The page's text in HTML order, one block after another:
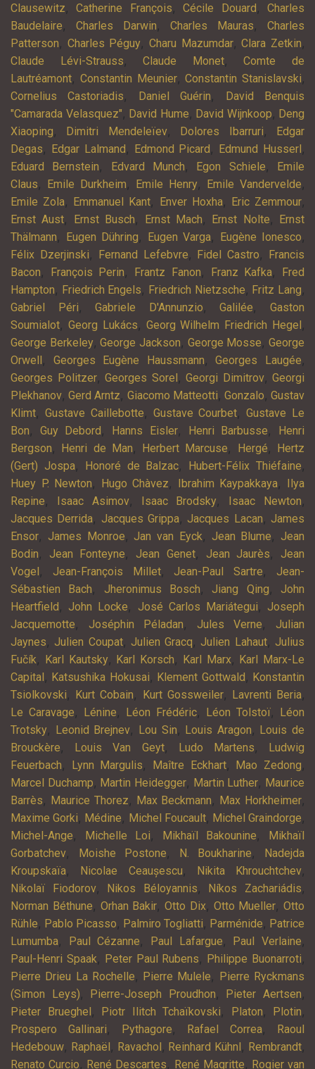
Clausewitz,Catherine François,Cécile Douard ,Charles
Baudelaire, Charles Darwin, Charles Mauras, Charles
Patterson, Charles Péguy,Charu Mazumdar,Clara Zetkin,
Claude Lévi-Strauss,Claude Monet,Comte de
Lautréamont, Constantin Meunier,Constantin Stanislavski,
Cornelius Castoriadis, Daniel Guérin,
David Benquis
"Camarada Velasquez", David Hume, David Wijnkoop, Deng
Xiaoping, Dimitri Mendeleïev, Dolores Ibarruri,
Edgar
Degas, Edgar Lalmand , Edmond Picard , Edmund Husserl ,
Eduard Bernstein, Edvard Munch, Egon Schiele,
Emile
Claus, Emile Durkheim, Emile Henry, Emile Vandervelde,
Emile Zola, Emmanuel Kant, Enver Hoxha, Eric Zemmour,
Ernst Aust, Ernst Busch, Ernst Mach, Ernst Nolte,
Ernst
Thälmann, Eugen Dühring, Eugen Varga, Eugène Ionesco,
Félix Dzerjinski, Fernand Lefebvre, Fidel Castro,
Francis
Bacon, François Perin, Frantz Fanon, Franz Kafka,
Fred
Hampton, Friedrich Engels, Friedrich Nietzsche, Fritz Lang,
Gabriel Péri,Gabriele D'Annunzio,Galilée,Gaston
Soumialot, Georg Lukács, Georg Wilhelm Friedrich Hegel ,
George Berkeley,George Jackson, George Mosse,George
Orwell , Georges Eugène Haussmann,Georges Laugée,
Georges Politzer, Georges Sorel , Georgi Dimitrov, Georgi
Plekhanov,Gerd Arntz, Giacomo Matteotti, Gonzalo,Gustav
Klimt, Gustave Caillebotte, Gustave Courbet,Gustave Le
Bon, Guy Debord , Hanns Eisler, Henri Barbusse,
Henri
Bergson, Henri de Man, Herbert Marcuse, Hergé,
Hertz
(Gert) Jospa, Honoré de Balzac, Hubert-Félix Thiéfaine,
Huey P. Newton, Hugo Chàvez, Ibrahim Kaypakkaya,
Ilya
Repine, Isaac Asimov, Isaac Brodsky, Isaac Newton,
Jacques Derrida, Jacques Grippa, Jacques Lacan, James
Ensor, James Monroe, Jan van Eyck, Jean Blume, Jean
Bodin, Jean Fonteyne, Jean Genet, Jean Jaurès, Jean
Vogel , Jean-François Millet, Jean-Paul Sartre, Jean-
Sébastien Bach, Jheronimus Bosch, Jiang Qing, John
Heartfield , John Locke, José Carlos Mariátegui, Joseph
Jacquemotte, Joséphin Péladan, Jules Verne, Julian
Jaynes, Julien Coupat, Julien Gracq, Julien Lahaut, Julius
Fučík, Karl Kautsky, Karl Korsch, Karl Marx, Karl Marx-Le
Capital , Katsushika Hokusai, Klement Gottwald , Konstantin
Tsiolkovski, Kurt Cobain, Kurt Gossweiler, Lavrenti Beria,
Le Caravage, Lénine, Léon Frédéric, Léon Tolstoï,
Léon
Trotsky, Leonid Brejnev, Lou Sin, Louis Aragon, Louis de
Brouckère, Louis Van Geyt, Ludo Martens,
Ludwig
Feuerbach, Lynn Margulis, Maître Eckhart, Mao Zedong,
Marcel Duchamp, Martin Heidegger, Martin Luther, Maurice
Barrès, Maurice Thorez, Max Beckmann, Max Horkheimer,
Maxime Gorki, Médine, Michel Foucault, Michel Graindorge,
Michel-Ange, Michelle Loi, Mikhaïl Bakounine,
Mikhaïl
Gorbatchev, Moishe Postone, N. Boukharine,
Nadejda
Kroupskaïa, Nicolae Ceaușescu, Nikita Khrouchtchev,
Nikolaï Fiodorov, Nikos Béloyannis, Níkos Zachariádis,
Norman Béthune, Orhan Bakir, Otto Dix, Otto Mueller, Otto
Rühle, Pablo Picasso, Palmiro Togliatti, Parménide, Patrice
Lumumba, Paul Cézanne, Paul Lafargue, Paul Verlaine,
Paul-Henri Spaak, Peter Paul Rubens, Philippe Buonarroti,
Pierre Drieu La Rochelle, Pierre Mulele,
Pierre Ryckmans
(Simon Leys), Pierre-Joseph Proudhon, Pieter Aertsen,
Pieter Brueghel , Piotr Ilitch Tchaïkovski, Platon, Plotin,
Prospero Gallinari, Pythagore, Rafael Correa,
Raoul
Hedebouw, Raphaël , Ravachol , Reinhard Kühnl , Rembrandt,
Renato Curcio, René Descartes, René Magritte, Rogier van